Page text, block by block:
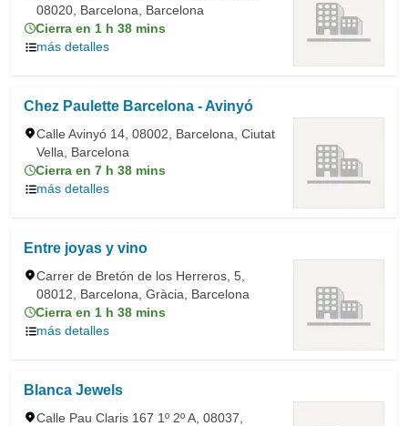
08020, Barcelona, Barcelona
Cierra en 1 h 38 mins
más detalles
Chez Paulette Barcelona - Avinyó
Calle Avinyó 14, 08002, Barcelona, Ciutat
Vella, Barcelona
Cierra en 7 h 38 mins
más detalles
Entre joyas y vino
Carrer de Bretón de los Herreros, 5,
08012, Barcelona, Gràcia, Barcelona
Cierra en 1 h 38 mins
más detalles
Blanca Jewels
Calle Pau Claris 167 1º 2º A, 08037,